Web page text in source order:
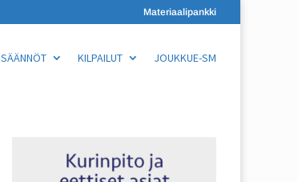
Materiaalipankki
SÄÄNNÖT KILPAILUT JOUKKUE-SM